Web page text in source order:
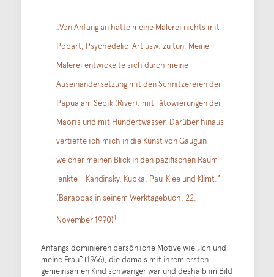
„Von Anfang an hatte meine Malerei nichts mit
Popart, Psychedelic-Art usw. zu tun. Meine
Malerei entwickelte sich durch meine
Auseinandersetzung mit den Schnitzereien der
Papua am Sepik (River), mit Tätowierungen der
Maoris und mit Hundertwasser. Darüber hinaus
vertiefte ich mich in die Kunst von Gauguin –
welcher meinen Blick in den pazifischen Raum
lenkte – Kandinsky, Kupka, Paul Klee und Klimt.“
(Barabbas in seinem Werktagebuch, 22.
November 1990)1
Anfangs dominieren persönliche Motive wie „Ich und
meine Frau“ (1966), die damals mit ihrem ersten
gemeinsamen Kind schwanger war und deshalb im Bild